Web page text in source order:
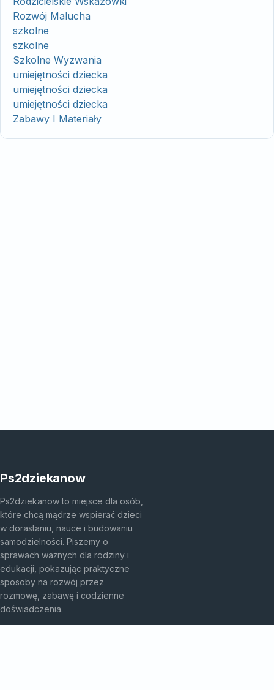
Rozwój Malucha
szkolne
szkolne
Szkolne Wyzwania
umiejętności dziecka
umiejętności dziecka
umiejętności dziecka
Zabawy I Materiały
Ps2dziekanow
Ps2dziekanow to miejsce dla osób,
które chcą mądrze wspierać dzieci
w dorastaniu, nauce i budowaniu
samodzielności. Piszemy o
sprawach ważnych dla rodziny i
edukacji, pokazując praktyczne
sposoby na rozwój przez
rozmowę, zabawę i codzienne
doświadczenia.